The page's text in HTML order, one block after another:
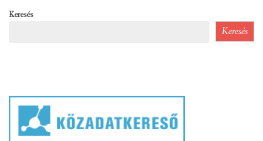
Keresés
Keresés